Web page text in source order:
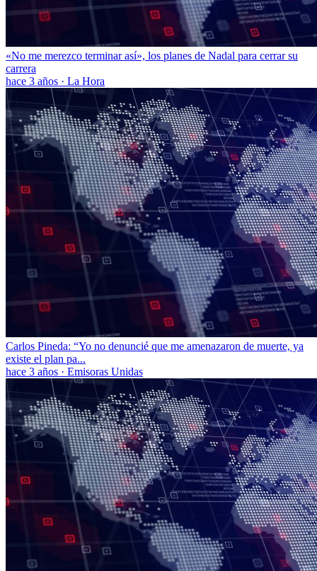
«No me merezco terminar así», los planes de Nadal para cerrar su
carrera
hace 3 años · La Hora
Carlos Pineda: “Yo no denuncié que me amenazaron de muerte, ya
existe el plan pa...
hace 3 años · Emisoras Unidas